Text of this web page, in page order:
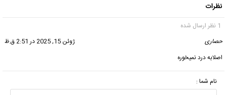
نظرات
1 نظر ارسال شده
حصاری
ژوئن 15, 2025 در 2:51 ق.ظ
اصلابه درد نمیخوره
نام شما :